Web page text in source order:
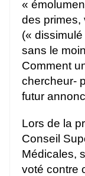
«
des primes,
(«
sans le
Comment
chercheur-
futur
Lors de la
Conseil
Médicales,
voté contre